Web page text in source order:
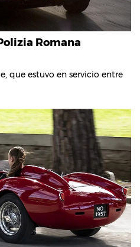
Romana
que estuvo en servicio entre